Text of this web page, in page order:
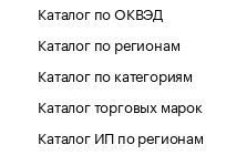
Каталог по ОКВЭД
Каталог по регионам
Каталог по категориям
Каталог торговых марок
Каталог ИП по регионам